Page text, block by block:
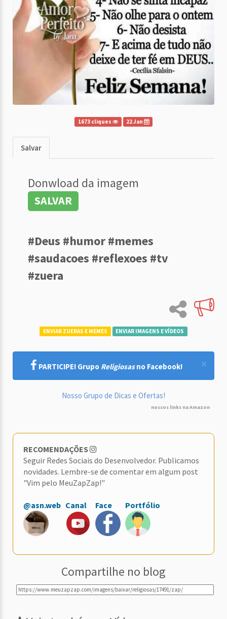
1673 cliques 22 Jan
Salvar
Donwload da imagem
SALVAR
#Deus #humor #memes
#saudacoes #reflexoes #tv
#zuera
ENVIAR ZUERAS E MEMES ENVIAR IMAGENS E VÍDEOS
×
PARTICIPE! Grupo Religiosasno Facebook!
Nosso Grupo de Dicas e Ofertas!
nossos links na Amazon
RECOMENDAÇÕES
Seguir Redes Sociais do Desenvolvedor. Publicamos
novidades. Lembre-se de comentar em algum post
"Vim pelo MeuZapZap!"
@asn.web Canal Face Portfólio
Compartilhe no blog